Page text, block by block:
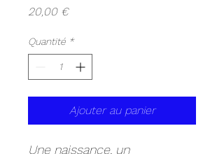
20,00 €Prix
Quantité *
Ajouter au panier
Une naissance, un